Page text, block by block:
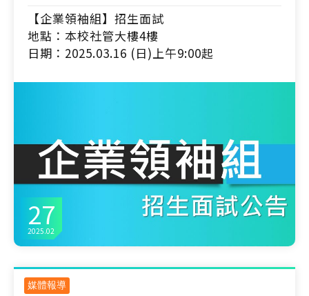
27
2025.02
【企業領袖組】招生面試
地點：本校社管大樓4樓
日期：2025.03.16 (日)上午9:00起
媒體報導